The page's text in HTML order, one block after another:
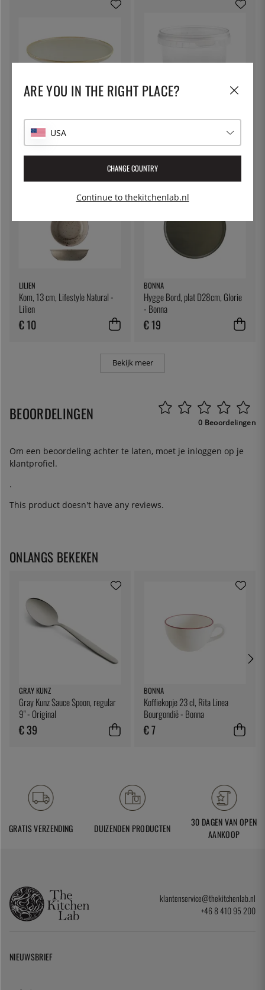
Hygge Bord, plat D28cm, Zand -
Bonna
€ 19
Ronde beker, 480 ml inclusief
€ 1
LILIEN
Kom, 13 cm, Lifestyle Natural -
Lilien
€ 10
BONNA
Hygge Bord, plat D28cm, Glorie
- Bonna
€ 19
Bekijk meer
BEOORDELINGEN 0 Beoordelingen
Om een beoordeling achter te laten, moet je inloggen op je
klantprofiel.
.
This product doesn't have any reviews.
ONLANGS BEKEKEN
GRAY KUNZ
Gray Kunz Sauce Spoon, regular
9" - Original
€ 39
BONNA
Koffiekopje 23 cl, Rita Linea
Bourgondië - Bonna
€ 7
GRATIS VERZENDING DUIZENDEN PRODUCTEN
30 DAGEN VAN OPEN
AANKOOP
klantenservice@thekitchenlab.nl
+46 8 410 95 200
NIEUWSBRIEF
ARE YOU IN THE RIGHT PLACE?
USA
CHANGE COUNTRY
Continue to thekitchenlab.nl